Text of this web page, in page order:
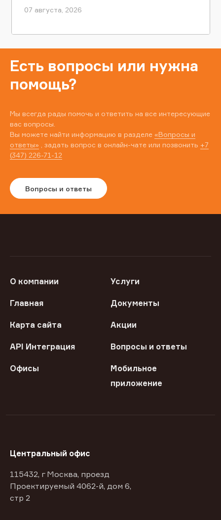
07 августа, 2026
Есть вопросы или нужна
помощь?
Мы всегда рады помочь и ответить на все интересующие
вас вопросы.
Вы можете найти информацию в разделе «Вопросы и
ответы» , задать вопрос в онлайн-чате или позвонить +7
(347) 226-71-12
Вопросы и ответы
О компании Услуги
Главная Документы
Карта сайта Акции
API Интеграция Вопросы и ответы
Офисы
Мобильное
приложение
Центральный офис
115432, г Москва, проезд
Проектируемый 4062-й, дом 6,
стр 2